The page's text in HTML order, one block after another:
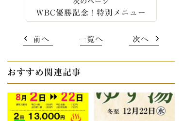
WBC優勝記念！特別メニュー
前へ 一覧へ 次へ
おすすめ関連記事